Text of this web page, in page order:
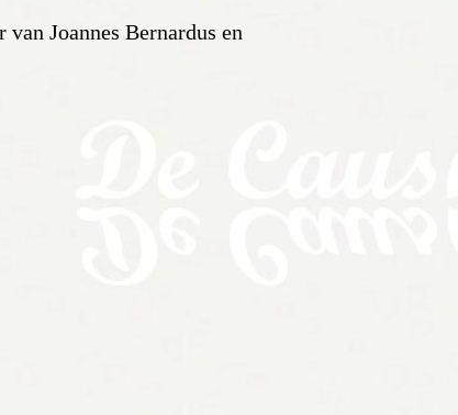
Joannes Bernardus en